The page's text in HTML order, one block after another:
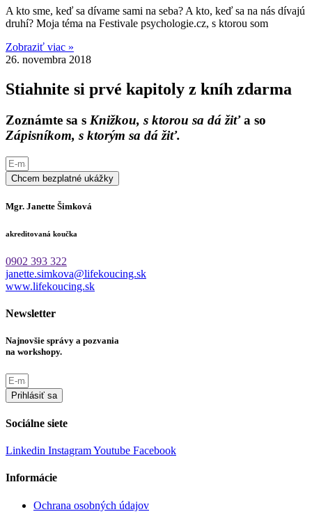
A kto sme, keď sa dívame sami na seba? A kto, keď sa na nás dívajú
druhí? Moja téma na Festivale psychologie.cz, s ktorou som
Zobraziť viac »
26. novembra 2018
Stiahnite si prvé kapitoly z kníh zdarma
Zoznámte sa s Knižkou, s ktorou sa dá žiťa so
Zápisníkom, s ktorým sa dá žiť.
Chcem bezplatné ukážky
Mgr. Janette Šimková
akreditovaná koučka
0902 393 322
janette.simkova@lifekoucing.sk
www.lifekoucing.sk
Newsletter
Najnovšie správy a pozvania
na workshopy.
Prihlásiť sa
Sociálne siete
Linkedin InstagramYoutube Facebook
Informácie
Ochrana osobných údajov